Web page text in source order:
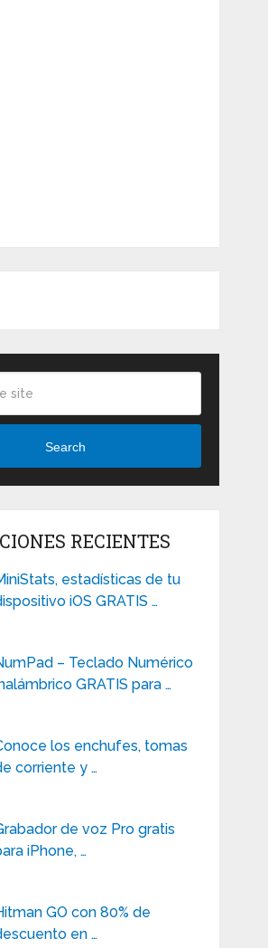
Search
RECIENTES
estadísticas de tu
iOS GRATIS …
– Teclado Numérico
GRATIS para …
los enchufes, tomas
corriente y …
de voz Pro gratis
iPhone, …
GO con 80% de
en …